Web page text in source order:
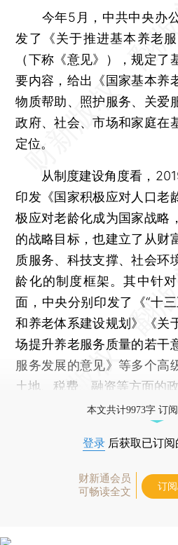
今年5月，中共中央办公
发了《关于推进基本养老
（下称《意见》），规定
要内容，给出《国家基本养
物质帮助、照护服务、关爱
政府、社会、市场和家庭在
定位。
从制度建设角度看，
印发《国家积极应对人口老
极应对老龄化成为国家战略
的战略目标，也建立了从财
质服务、科技支撑、社会环
龄化的制度框架。其中针
面，中央分别印发了《“十
和养老体系建设规划》《关
场提升养老服务质量的若干
服务发展的意见》等多个高
土地、税费、融资等方面的政
本文共计9973字 订
登录 后获取已订
财新通会员
可畅读全文
订